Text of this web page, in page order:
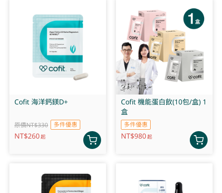
Cofit 海洋鈣鎂D+
原價NT$330 多件優惠
NT$260起
Cofit 機能蛋白飲(10包/盒) 1
盒
多件優惠
NT$980起